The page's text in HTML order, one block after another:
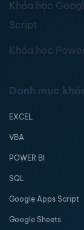
Khóa học
Script
Khóa học
Danh mục
EXCEL
VBA
POWER BI
SQL
Google Apps Script
Google Sheets